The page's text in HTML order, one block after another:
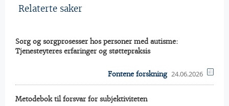
Relaterte saker
Sorg og sorgprosesser hos personer med autisme:
Tjenesteyteres erfaringer og støttepraksis
Fontene forskning 24.06.2026
Metodebok til forsvar for subjektiviteten